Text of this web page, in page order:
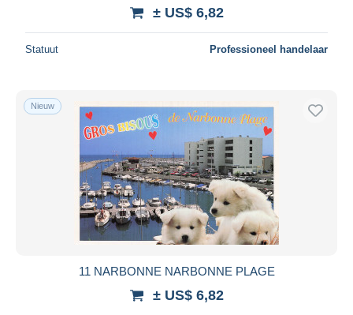
± US$ 6,82
Statuut Professioneel handelaar
Nieuw
11 NARBONNE NARBONNE PLAGE
± US$ 6,82